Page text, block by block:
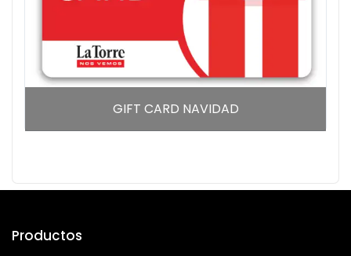
GIFT CARD NAVIDAD
Productos